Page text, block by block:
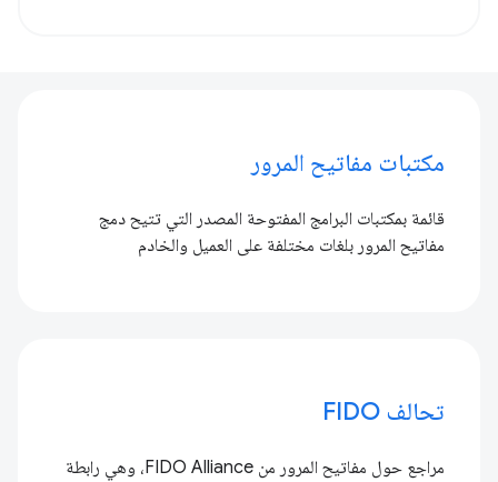
مكتبات مفاتيح المرور
قائمة بمكتبات البرامج المفتوحة المصدر التي تتيح دمج
مفاتيح المرور بلغات مختلفة على العميل والخادم
تحالف FIDO
مراجع حول مفاتيح المرور من FIDO Alliance، وهي رابطة